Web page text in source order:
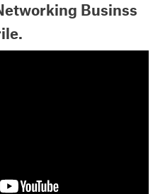
Businss